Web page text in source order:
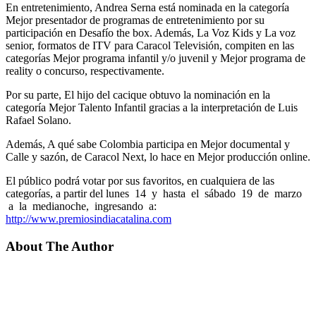
En entretenimiento, Andrea Serna está nominada en la categoría
Mejor presentador de programas de entretenimiento por su
participación en Desafío the box. Además, La Voz Kids y La voz
senior, formatos de ITV para Caracol Televisión, compiten en las
categorías Mejor programa infantil y/o juvenil y Mejor programa de
reality o concurso, respectivamente.
Por su parte, El hijo del cacique obtuvo la nominación en la
categoría Mejor Talento Infantil gracias a la interpretación de Luis
Rafael Solano.
Además, A qué sabe Colombia participa en Mejor documental y
Calle y sazón, de Caracol Next, lo hace en Mejor producción online.
El público podrá votar por sus favoritos, en cualquiera de las
categorías, a partir del lunes 14 y hasta el sábado 19 de marzo
a la medianoche, ingresando a:
http://www.premiosindiacatalina.com
About The Author